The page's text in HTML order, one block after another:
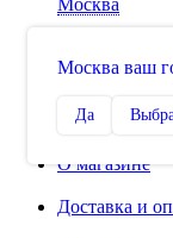
Москва
Москва ваш
Да
0
Избранное
О магазине
Доставка и